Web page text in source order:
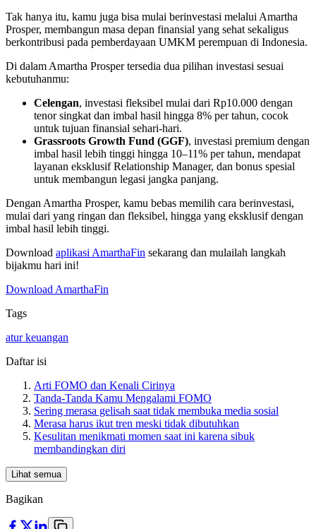
Tak hanya itu, kamu juga bisa mulai berinvestasi melalui Amartha
Prosper, membangun masa depan finansial yang sehat sekaligus
berkontribusi pada pemberdayaan UMKM perempuan di Indonesia.
Di dalam Amartha Prosper tersedia dua pilihan investasi sesuai
kebutuhanmu:
Celengan, investasi fleksibel mulai dari Rp10.000 dengan
tenor singkat dan imbal hasil hingga 8% per tahun, cocok
untuk tujuan finansial sehari-hari.
Grassroots Growth Fund (GGF), investasi premium dengan
imbal hasil lebih tinggi hingga 10–11% per tahun, mendapat
layanan eksklusif Relationship Manager, dan bonus spesial
untuk membangun legasi jangka panjang.
Dengan Amartha Prosper, kamu bebas memilih cara berinvestasi,
mulai dari yang ringan dan fleksibel, hingga yang eksklusif dengan
imbal hasil lebih tinggi.
Download aplikasi AmarthaFin sekarang dan mulailah langkah
bijakmu hari ini!
Download AmarthaFin
Tags
atur keuangan
Daftar isi
Arti FOMO dan Kenali Cirinya
Tanda-Tanda Kamu Mengalami FOMO
Sering merasa gelisah saat tidak membuka media sosial
Merasa harus ikut tren meski tidak dibutuhkan
Kesulitan menikmati momen saat ini karena sibuk
membandingkan diri
Lihat semua
Bagikan